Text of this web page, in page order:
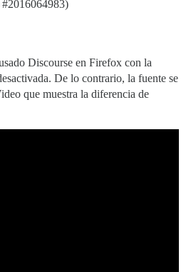
#2016064983)
Discourse en Firefox con la
De lo contrario, la fuente se
que muestra la diferencia de